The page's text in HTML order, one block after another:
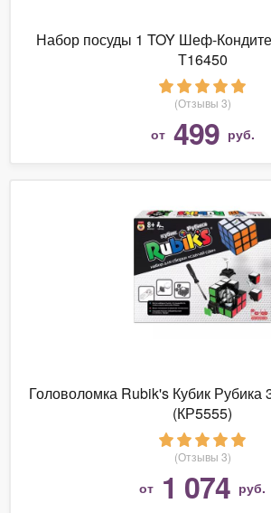
Набор посуды 1 TOY Шеф-
Т16450
(Отзывы 3)
от 499 руб.
Головоломка Rubik's Кубик Рубика
(КР5555)
(Отзывы 3)
от 1 074 руб.